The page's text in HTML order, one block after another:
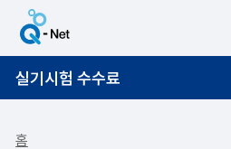
실기시험 수수료
홈